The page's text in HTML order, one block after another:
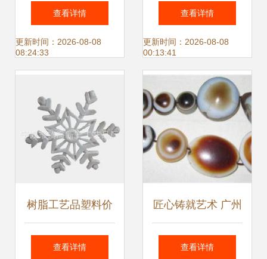
装饰盒产品列表 多
彩塑料工艺品的精
查看详情
更新时间：2026-08-08
08:24:33
水晶球音乐盒与创
意家居摆件的批发
采购指南
查看详情
更新时间：2026-08-08
00:13:41
树脂工艺品塑料价
格与批发趋势 厂家
查看详情
匠心铸就艺术 广州
市白云区晖龙五金
查看详情